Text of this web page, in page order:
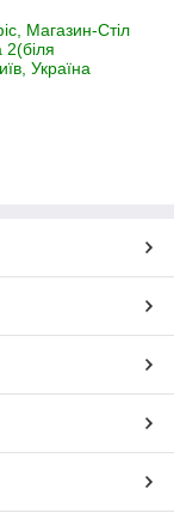
Магазин-Стіл
2(біля
Україна